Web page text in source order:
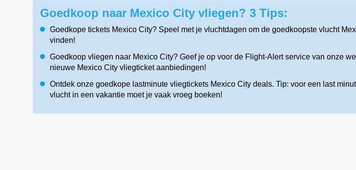
Goedkoop naar Mexico City vliegen? 3 Tips:
Goedkope tickets Mexico City? Speel met je vluchtdagen om de goedkoopste vlucht
vinden!
Goedkoop vliegen naar Mexico City? Geef je op voor de Flight-Alert service van onze
nieuwe Mexico City vliegticket aanbiedingen!
Ontdek onze goedkope lastminute vliegtickets Mexico City deals. Tip: voor een last
vlucht in een vakantie moet je vaak vroeg boeken!